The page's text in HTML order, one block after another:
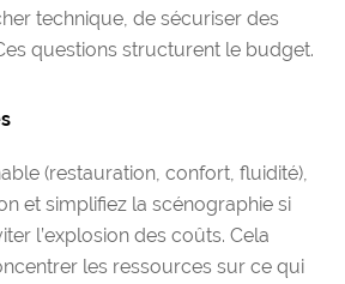
technique, de sécuriser des
questions structurent le budget.
(restauration, confort, fluidité),
et simplifiez la scénographie si
l’explosion des coûts. Cela
les ressources sur ce qui